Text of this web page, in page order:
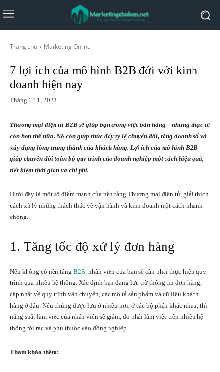
Trang chủ Marketing Online
7 lợi ích của mô hình B2B đới với kinh
doanh hiện nay
Tháng 1 11, 2023
Thương mại điện tử B2B sẽ giúp bạn trong việc bán hàng – nhưng thực tế
còn hơn thế nữa. Nó còn giúp thúc đẩy tỷ lệ chuyển đổi, tăng doanh số và
xây dựng lòng trung thành của khách hàng. Lợi ích của mô hình B2B
giúp chuyển đổi toàn bộ quy trình của doanh nghiệp một cách hiệu quả,
tiết kiệm thời gian và chi phí.
Dưới đây là một số điểm mạnh của nền tảng Thương mại điện tử, giải thích
cách xử lý những thách thức về vận hành và kinh doanh một cách nhanh
chóng.
1. Tăng tốc độ xử lý đơn hàng
Nếu không có nền tảng B2B , nhân viên của bạn sẽ cần phải thực hiện quy
trình qua nhiều hệ thống. Xác định bạn đang lưu trữ thông tin đơn hàng,
cập nhật về quy trình vận chuyển, các mô tả sản phẩm và dữ liệu khách
hàng ở đâu. Nếu chúng được lưu ở nhiều nơi, ở các bộ phận khác nhau, thì
năng suất làm việc của nhân viên sẽ giảm, do phải làm việc trên nhiều hệ
thống rời rạc và phụ thuộc vào đồng nghiệp.
Tham khảo thêm: